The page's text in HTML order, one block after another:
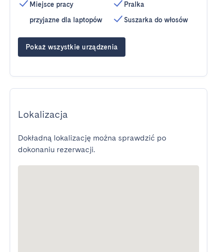
Miejsce pracy
przyjazne dla laptopów
Pralka
Suszarka do włosów
Pokaż wszystkie urządzenia
Lokalizacja
Dokładną lokalizację można sprawdzić po
dokonaniu rezerwacji.